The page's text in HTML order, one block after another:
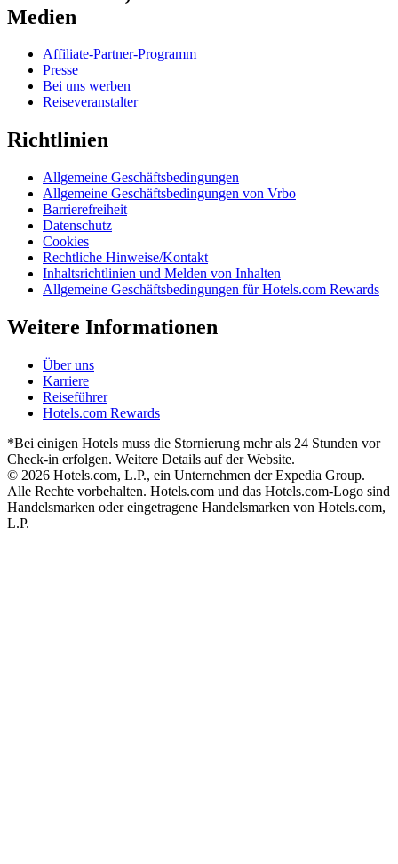
Medien
Affiliate-Partner-Programm
Presse
Bei uns werben
Reiseveranstalter
Richtlinien
Allgemeine Geschäftsbedingungen
Allgemeine Geschäftsbedingungen von Vrbo
Barrierefreiheit
Datenschutz
Cookies
Rechtliche Hinweise/Kontakt
Inhaltsrichtlinien und Melden von Inhalten
Allgemeine Geschäftsbedingungen für Hotels.com Rewards
Weitere Informationen
Über uns
Karriere
Reiseführer
Hotels.com Rewards
*Bei einigen Hotels muss die Stornierung mehr als 24 Stunden vor
Check-in erfolgen. Weitere Details auf der Website.
© 2026 Hotels.com, L.P., ein Unternehmen der Expedia Group.
Alle Rechte vorbehalten. Hotels.com und das Hotels.com-Logo sind
Handelsmarken oder eingetragene Handelsmarken von Hotels.com,
L.P.